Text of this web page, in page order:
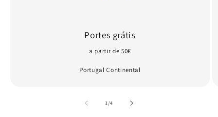
Portes grátis
a partir de 50€
Portugal Continental
1/de
4